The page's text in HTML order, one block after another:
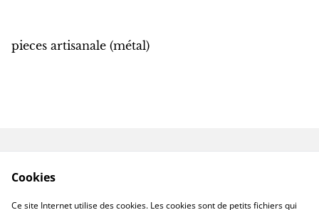
pieces artisanale (métal)
Cookies
Ce site Internet utilise des cookies. Les cookies sont de petits fichiers qui